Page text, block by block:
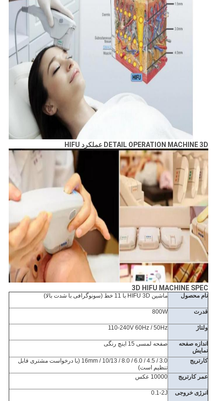
DETAIL OPERATION MACHINE 3D عملکرد HIFU
3D HIFU MACHINE SPEC
نام محصول ماشین HIFU 3D با 11 خط (سونوگرافی با شدت بالا)
قدرت 800W
ولتاژ 110-240V 60Hz / 50Hz
اندازه صفحه
نمایش
صفحه لمسی 15 اینچ رنگی
کارتریج
3.0 / 4.5 / 6.0 / 8.0 / 10/13 / 16mm (با درخواست مشتری قابل
تنظیم است)
عمر کارتریج
10000 عکس
انرژی خروجی 0.1-2J